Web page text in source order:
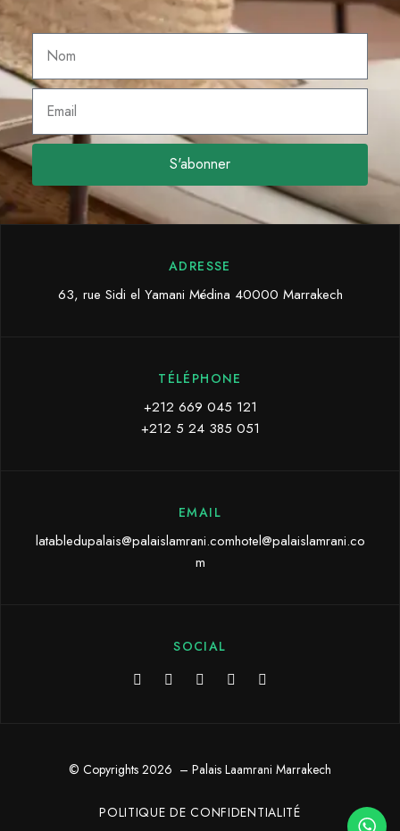
S'abonner
ADRESSE
63, rue Sidi el Yamani Médina 40000 Marrakech
TÉLÉPHONE
+212 669 045 121
+212 5 24 385 051
EMAIL
latabledupalais@palaislamrani.comhotel@palaislamrani.co
m
SOCIAL
© Copyrights 2026 – Palais Laamrani Marrakech
POLITIQUE DE CONFIDENTIALITÉ